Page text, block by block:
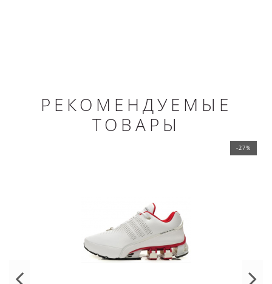
РЕКОМЕНДУЕМЫЕ
ТОВАРЫ
-27%